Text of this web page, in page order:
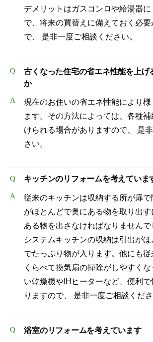
デメリットはガスコンロや給湯器
で、将来の買替えに備えておく必
で、 是非一度ご相談ください。
Q
古くなった住宅の省エネ性能を上げ
か
A
現在のお住いの省エネ性能により様
ます。その方法によっては、各種
けられる場合がありますので、 是
さい。
Q
キッチンのリフォームを考えていま
A
従来のキッチンは収納する所が扉
がほとんどで奥にある物を取り出
ある物を出さなければなりません
システムキッチンの収納は引出がほ
でたっぷり物が入ります。他にも
くらべて換気扇の掃除がしやすく
い乾燥機やIHヒーターなど、便利
りますので、 是非一度ご相談くださ
Q
浴室のリフォームを考えています